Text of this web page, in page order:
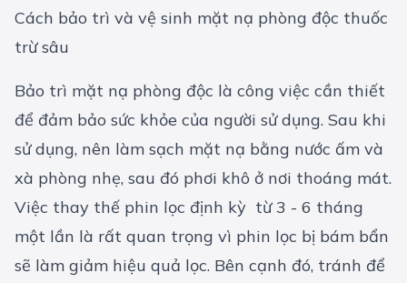
Cách bảo trì và vệ sinh mặt nạ phòng độc thuốc
trừ sâu
Bảo trì mặt nạ phòng độc là công việc cần thiết
để đảm bảo sức khỏe của người sử dụng. Sau khi
sử dụng, nên làm sạch mặt nạ bằng nước ấm và
xà phòng nhẹ, sau đó phơi khô ở nơi thoáng mát.
Việc thay thế phin lọc định kỳ từ 3 - 6 tháng
một lần là rất quan trọng vì phin lọc bị bám bẩn
sẽ làm giảm hiệu quả lọc. Bên cạnh đó, tránh để